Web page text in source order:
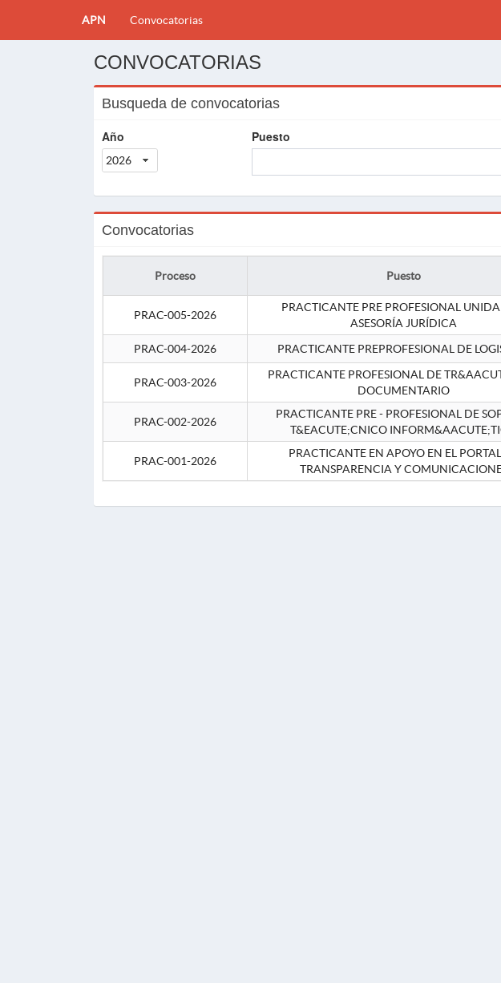
APN Convocatorias
CONVOCATORIAS
Busqueda de convocatorias
Año
2026
Puesto
Convocatorias
Proceso Puesto
PRAC-005-2026
PRACTICANTE PRE PROFESIONAL
ASESORÍA JURÍDICA
PRAC-004-2026 PRACTICANTE PREPROFESIONAL DE
PRAC-003-2026
PRACTICANTE PROFESIONAL DE
DOCUMENTARIO
PRAC-002-2026
PRACTICANTE PRE - PROFESIONAL DE
T&EACUTE;CNICO
PRAC-001-2026
PRACTICANTE EN APOYO EN EL
TRANSPARENCIA Y